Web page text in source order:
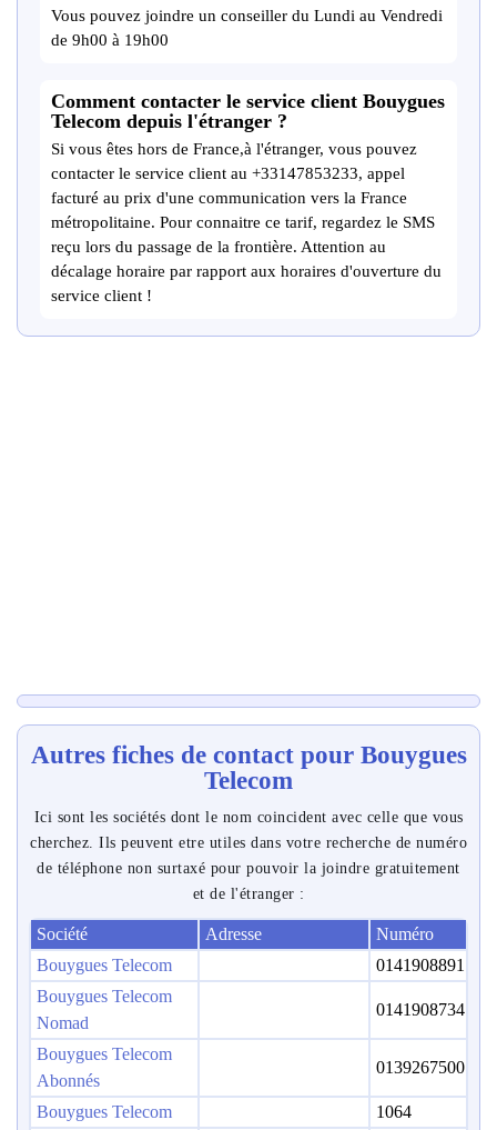
Vous pouvez joindre un conseiller du Lundi au Vendredi
de 9h00 à 19h00
Comment contacter le service client Bouygues
Telecom depuis l'étranger ?
Si vous êtes hors de France,à l'étranger, vous pouvez
contacter le service client au +33147853233, appel
facturé au prix d'une communication vers la France
métropolitaine. Pour connaitre ce tarif, regardez le SMS
reçu lors du passage de la frontière. Attention au
décalage horaire par rapport aux horaires d'ouverture du
service client !
Autres fiches de contact pour Bouygues
Telecom
Ici sont les sociétés dont le nom coincident avec celle que vous
cherchez. Ils peuvent etre utiles dans votre recherche de numéro
de téléphone non surtaxé pour pouvoir la joindre gratuitement
et de l'étranger :
Société Adresse
Numéro
Bouygues Telecom
0141908891
Bouygues Telecom
Nomad
0141908734
Bouygues Telecom
Abonnés
0139267500
Bouygues Telecom 1064